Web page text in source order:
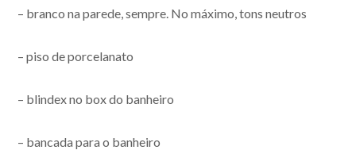
– branco na parede, sempre. No máximo, tons neutros
– piso de porcelanato
– blindex no box do banheiro
– bancada para o banheiro